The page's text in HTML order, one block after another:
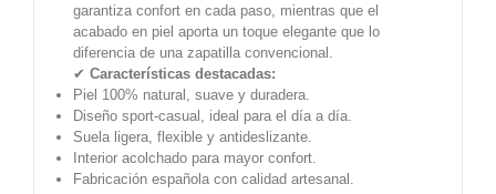
garantiza confort en cada paso, mientras que el
acabado en piel aporta un toque elegante que lo
diferencia de una zapatilla convencional.
✔ Características destacadas:
Piel 100% natural, suave y duradera.
Diseño sport-casual, ideal para el día a día.
Suela ligera, flexible y antideslizante.
Interior acolchado para mayor confort.
Fabricación española con calidad artesanal.